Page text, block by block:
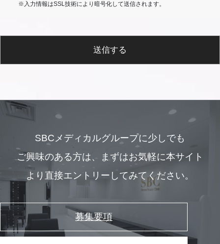
※入力情報はSSL技術により暗号化して送信されます。
送信する
SBCメディカルグループに少しでも
ご興味のある方は、
まずはお気軽に本サイト
より直接エントリーしてみてください。
募集要項